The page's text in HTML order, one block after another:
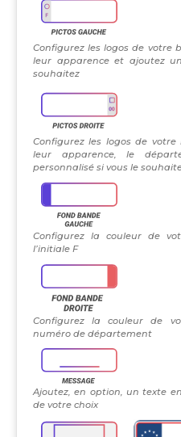
Configurez les logos de votre
leur apparence et ajoutez
souhaitez
Configurez les logos de
leur apparence, le
personnalisé si vous le
Configurez la couleur de
l’initiale F
Configurez la couleur de
numéro de département
Ajoutez, en option, un texte
de votre choix